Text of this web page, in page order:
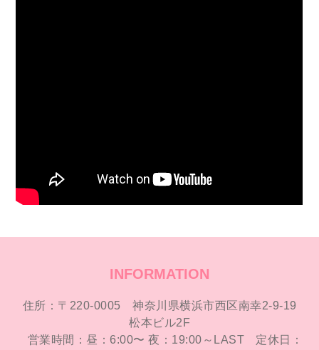
INFORMATION
住所：〒220-0005 神奈川県横浜市西区南幸2-9-19
松本ビル2F
営業時間：昼：6:00〜 夜：19:00～LAST
定休日：